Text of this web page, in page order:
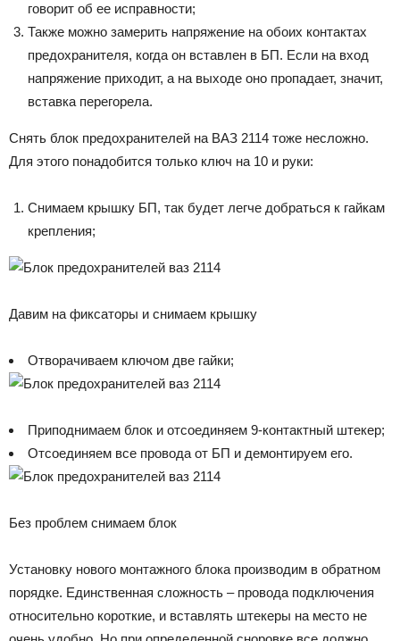
говорит об ее исправности;
Также можно замерить напряжение на обоих контактах
предохранителя, когда он вставлен в БП. Если на вход
напряжение приходит, а на выходе оно пропадает, значит,
вставка перегорела.
Снять блок предохранителей на ВАЗ 2114 тоже несложно.
Для этого понадобится только ключ на 10 и руки:
Снимаем крышку БП, так будет легче добраться к гайкам
крепления;
Давим на фиксаторы и снимаем крышку
Отворачиваем ключом две гайки;
Приподнимаем блок и отсоединяем 9-контактный штекер;
Отсоединяем все провода от БП и демонтируем его.
Без проблем снимаем блок
Установку нового монтажного блока производим в обратном
порядке. Единственная сложность – провода подключения
относительно короткие, и вставлять штекеры на место не